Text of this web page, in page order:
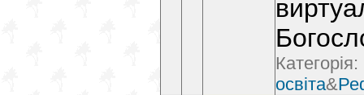
Категорія:
освіта&